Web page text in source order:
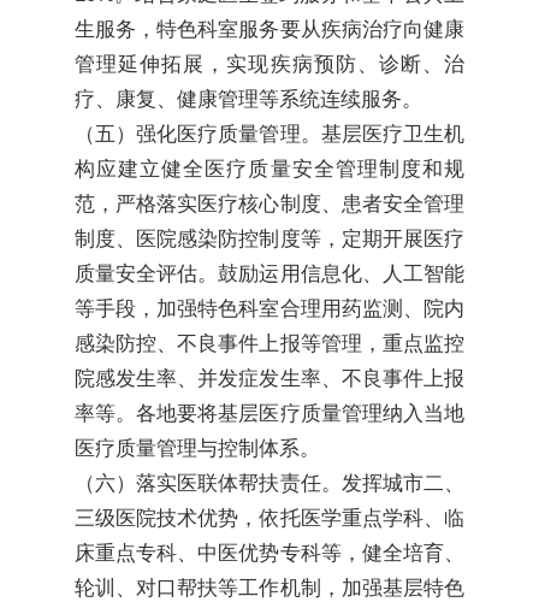
生服务，特色科室服务要从疾病治疗向健康
管理延伸拓展，实现疾病预防、诊断、治
疗、康复、健康管理等系统连续服务。
（五）强化医疗质量管理。基层医疗卫生机
构应建立健全医疗质量安全管理制度和规
范，严格落实医疗核心制度、患者安全管理
制度、医院感染防控制度等，定期开展医疗
质量安全评估。鼓励运用信息化、人工智能
等手段，加强特色科室合理用药监测、院内
感染防控、不良事件上报等管理，重点监控
院感发生率、并发症发生率、不良事件上报
率等。各地要将基层医疗质量管理纳入当地
医疗质量管理与控制体系。
（六）落实医联体帮扶责任。发挥城市二、
三级医院技术优势，依托医学重点学科、临
床重点专科、中医优势专科等，健全培育、
轮训、对口帮扶等工作机制，加强基层特色